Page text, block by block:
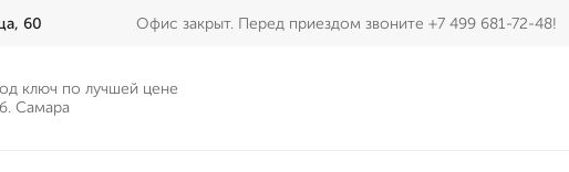
60 Офис закрыт. Перед приездом звоните +7 499 681-72-48!
ключ по лучшей цене
Самара